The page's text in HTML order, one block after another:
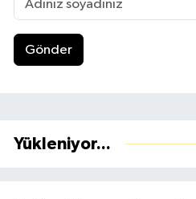
Gönder
Yükleniyor...